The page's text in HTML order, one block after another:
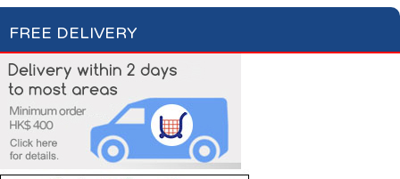
FREE DELIVERY